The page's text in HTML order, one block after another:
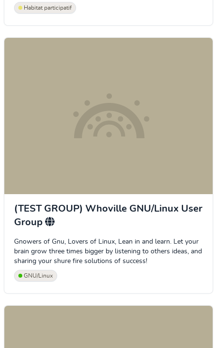
Habitat participatif
(TEST GROUP) Whoville GNU/Linux User
Group
Gnowers of Gnu, Lovers of Linux, Lean in and learn. Let your
brain grow three times bigger by listening to others ideas, and
sharing your shure fire solutions of success!
GNU/Linux